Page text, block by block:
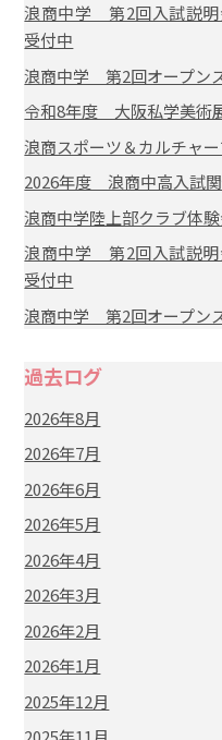
浪商中学 第2回入試説
受付中
浪商中学 第2回オープ
令和8年度 大阪私学美術
浪商スポーツ＆カルチャ
2026年度 浪商中高入試
浪商中学陸上部クラブ
浪商中学 第2回入試説
受付中
浪商中学 第2回オープン
過去ログ
2026年8月
2026年7月
2026年6月
2026年5月
2026年4月
2026年3月
2026年2月
2026年1月
2025年12月